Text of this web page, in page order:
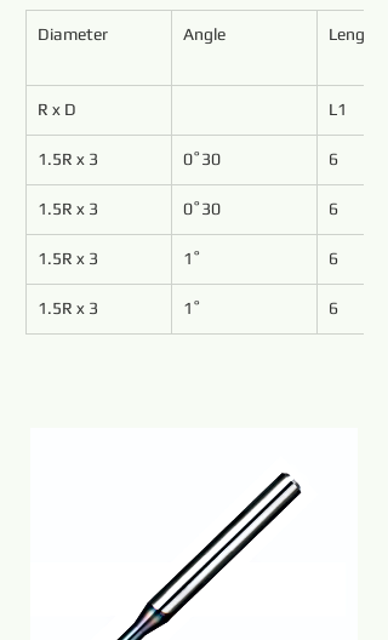
Diameter Angle Length
R x D L1
1.5R x 3 0˚30 6
1.5R x 3 0˚30 6
1.5R x 3 1˚ 6
1.5R x 3 1˚ 6